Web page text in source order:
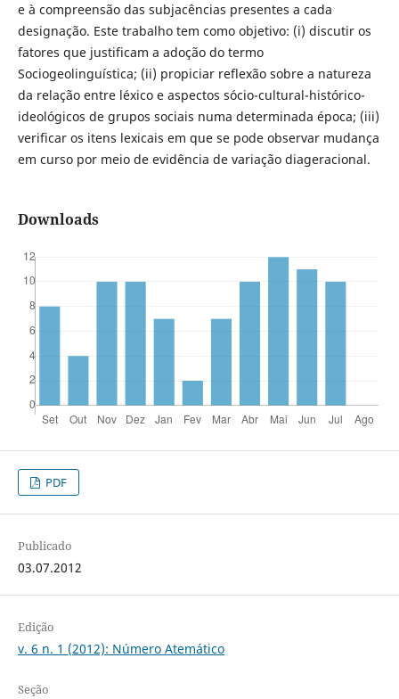
e à compreensão das subjacências presentes a cada
designação. Este trabalho tem como objetivo: (i) discutir os
fatores que justificam a adoção do termo
Sociogeolinguística; (ii) propiciar reflexão sobre a natureza
da relação entre léxico e aspectos sócio-cultural-histórico-
ideológicos de grupos sociais numa determinada época; (iii)
verificar os itens lexicais em que se pode observar mudança
em curso por meio de evidência de variação diageracional.
Downloads
PDF
Publicado
03.07.2012
Edição
v. 6 n. 1 (2012): Número Atemático
Seção